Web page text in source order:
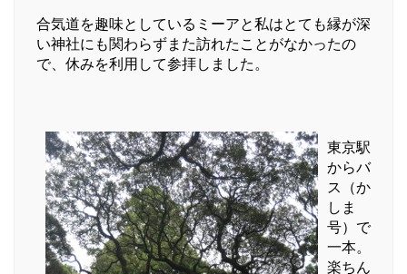
合気道を趣味としているミーアと私はとても縁が深
い神社にも関わらずまた訪れたことがなかったの
で、休みを利用して参拝しました。
東京駅
からバ
ス（か
しま
号）で
一本。
楽ちん